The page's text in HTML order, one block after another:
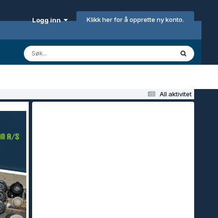
Logg inn Klikk her for å opprette ny konto.
All aktivitet